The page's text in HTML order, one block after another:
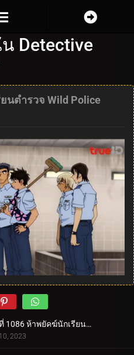
Detective
นตำรวจ Wild Police
ตอนที่ 1086 ห้าพยัคฆ์นักเรียนตำรวจ Wild Police Story CASE.มัตสึดะ จิมเปย์
2023